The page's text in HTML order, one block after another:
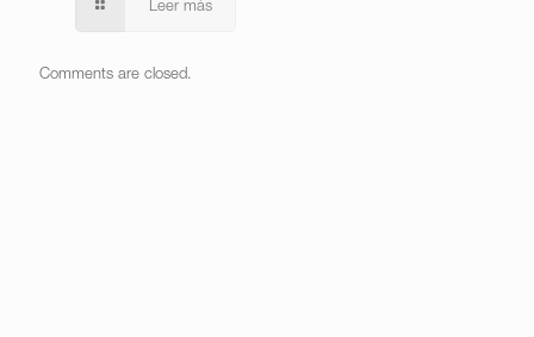
Leer más
Comments are closed.